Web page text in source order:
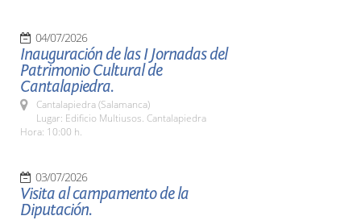
04/07/2026
Inauguración de las I Jornadas del
Patrimonio Cultural de
Cantalapiedra.
Cantalapiedra (Salamanca)
Lugar: Edificio Multiusos. Cantalapiedra
Hora: 10:00 h.
03/07/2026
Visita al campamento de la
Diputación.